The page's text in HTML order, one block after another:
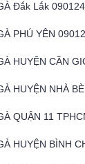
Đắk Lắk
PHÚ YÊN
HUYỆN CẦN
HUYỆN NHÀ
QUẬN 11
HUYỆN BÌNH